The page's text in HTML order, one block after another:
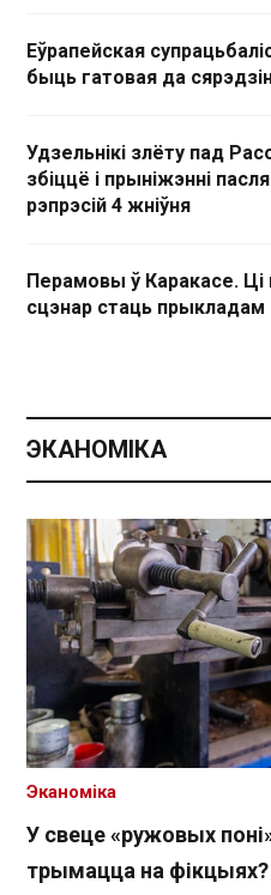
Еўрапейская
быць гатовая да
Удзельнікі злёту пад
збіццё і прыніжэнні
рэпрэсій 4 жніўня
Перамовы ў Каракасе. Ці
сцэнар стаць прыкладам
ЭКАНОМІКА
У свеце «ружовых
трымацца на фікцыях?
Эканоміка